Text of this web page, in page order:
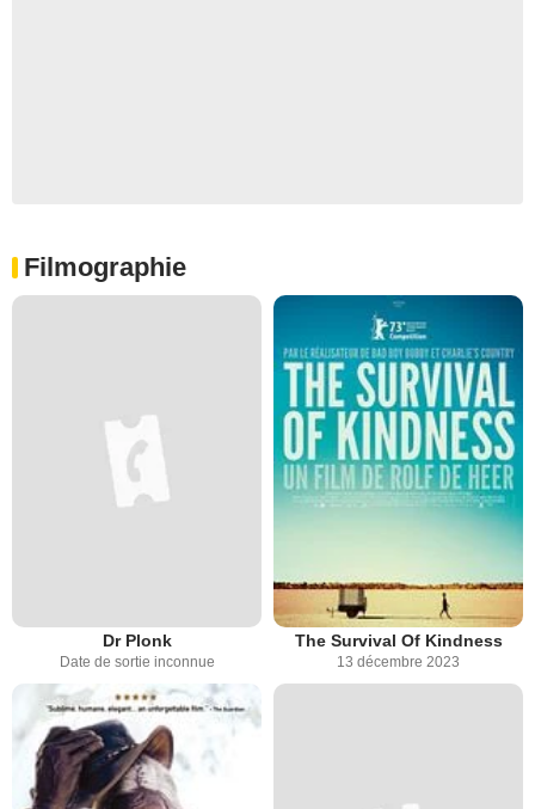
Filmographie
Dr Plonk
Date de sortie inconnue
The Survival Of Kindness
13 décembre 2023